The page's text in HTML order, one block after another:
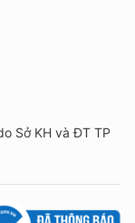
Sở KH và ĐT TP